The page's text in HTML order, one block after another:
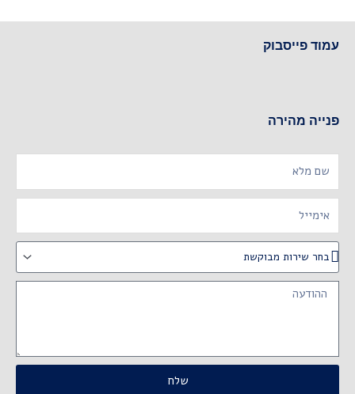
פנייה מהירה
שירות
מבוקשת
Message
שלח
עמוד פייסבוק